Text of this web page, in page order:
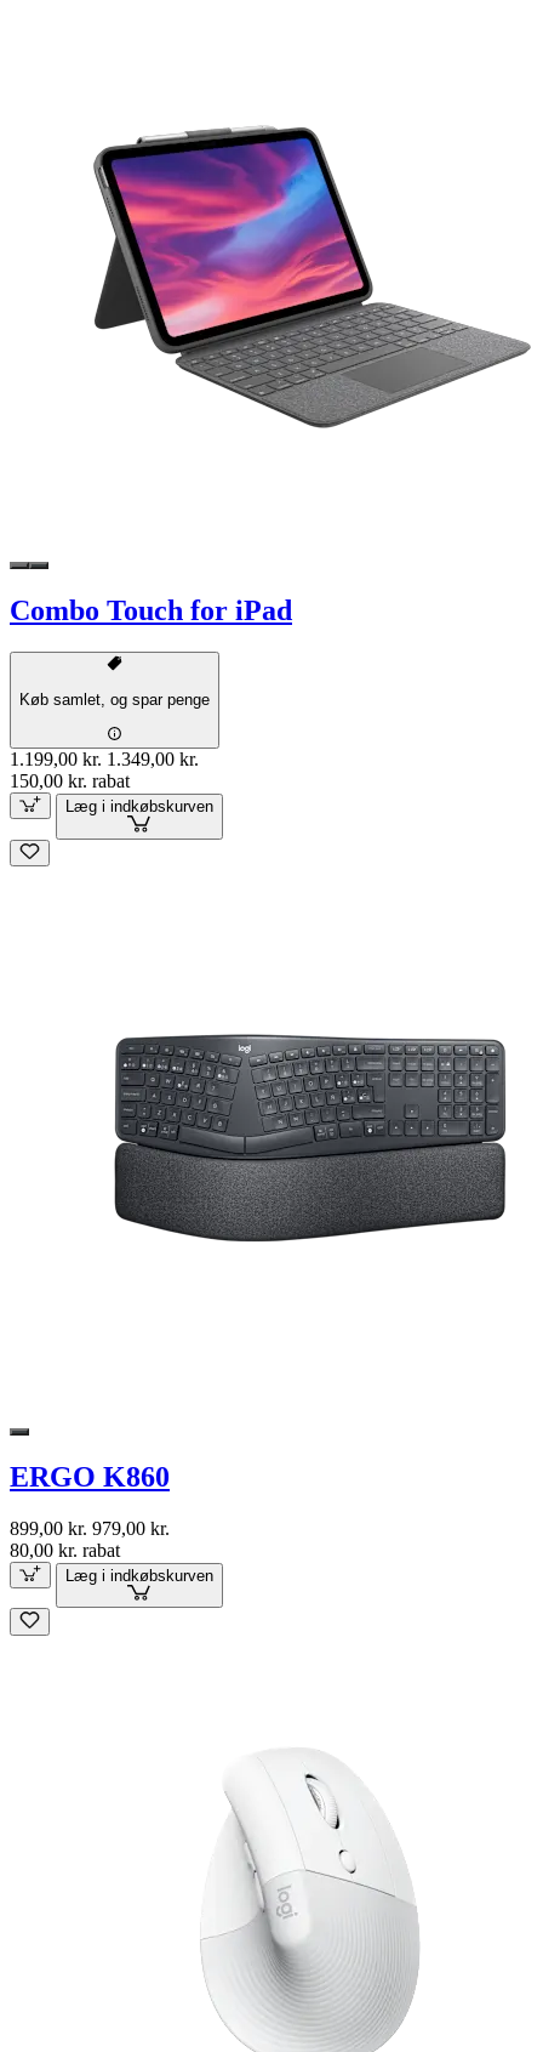
Combo Touch for iPad
Køb samlet, og spar penge
1.199,00 kr. 1.349,00 kr.
150,00 kr. rabat
Læg i indkøbskurven
ERGO K860
899,00 kr. 979,00 kr.
80,00 kr. rabat
Læg i indkøbskurven